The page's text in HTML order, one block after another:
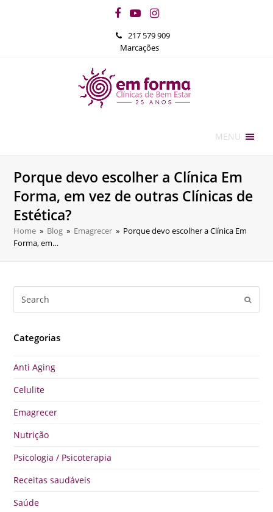
Facebook
YouTubeInstagram
217 579 909
Marcações
MENU
Porque devo escolher a Clínica Em
Forma, em vez de outras Clínicas de
Estética?
Home » Blog » Emagrecer » Porque devo escolher a Clínica Em
Forma, em…
Categorias
Anti Aging
Celulite
Emagrecer
Nutrição
Psicologia / Psicoterapia
Receitas saudáveis
Saúde